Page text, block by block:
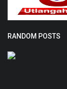
RANDOM POSTS